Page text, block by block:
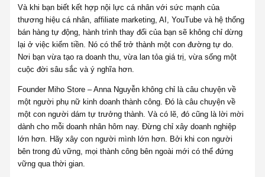
Và khi bạn biết kết hợp nội lực cá nhân với sức mạnh của
thương hiệu cá nhân, affiliate marketing, AI, YouTube và hệ thống
bán hàng tự động, hành trình thay đổi của bạn sẽ không chỉ dừng
lại ở việc kiếm tiền. Nó có thể trở thành một con đường tự do.
Nơi bạn vừa tạo ra doanh thu, vừa lan tỏa giá trị, vừa sống một
cuộc đời sâu sắc và ý nghĩa hơn.
Founder Miho Store – Anna Nguyễn không chỉ là câu chuyện về
một người phụ nữ kinh doanh thành công. Đó là câu chuyện về
một con người dám tự trưởng thành. Và có lẽ, đó cũng là lời mời
dành cho mỗi doanh nhân hôm nay. Đừng chỉ xây doanh nghiệp
lớn hơn. Hãy xây con người mình lớn hơn. Bởi khi con người
bên trong đủ vững, mọi thành công bên ngoài mới có thể đứng
vững qua thời gian.